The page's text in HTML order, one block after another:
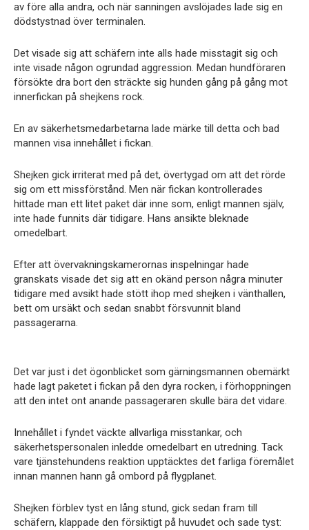
av före alla andra, och när sanningen avslöjades lade sig en
dödstystnad över terminalen.
Det visade sig att schäfern inte alls hade misstagit sig och
inte visade någon ogrundad aggression. Medan hundföraren
försökte dra bort den sträckte sig hunden gång på gång mot
innerfickan på shejkens rock.
En av säkerhetsmedarbetarna lade märke till detta och bad
mannen visa innehållet i fickan.
Shejken gick irriterat med på det, övertygad om att det rörde
sig om ett missförstånd. Men när fickan kontrollerades
hittade man ett litet paket där inne som, enligt mannen själv,
inte hade funnits där tidigare. Hans ansikte bleknade
omedelbart.
Efter att övervakningskamerornas inspelningar hade
granskats visade det sig att en okänd person några minuter
tidigare med avsikt hade stött ihop med shejken i vänthallen,
bett om ursäkt och sedan snabbt försvunnit bland
passagerarna.
Det var just i det ögonblicket som gärningsmannen obemärkt
hade lagt paketet i fickan på den dyra rocken, i förhoppningen
att den intet ont anande passageraren skulle bära det vidare.
Innehållet i fyndet väckte allvarliga misstankar, och
säkerhetspersonalen inledde omedelbart en utredning. Tack
vare tjänstehundens reaktion upptäcktes det farliga föremålet
innan mannen hann gå ombord på flygplanet.
Shejken förblev tyst en lång stund, gick sedan fram till
schäfern, klappade den försiktigt på huvudet och sade tyst: